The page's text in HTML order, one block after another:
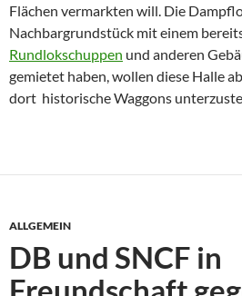
Flächen vermarkten will. Die
Nachbargrundstück mit einem
Rundlokschuppen und anderen
gemietet haben, wollen diese Halle
dort historische Waggons
ALLGEMEIN
DB und SNCF in